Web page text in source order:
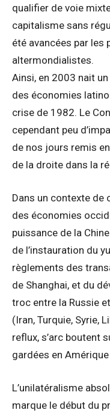
qualifier de voie
capitalisme sans
été avancées par les
altermondialistes.
Ainsi, en 2003 nait
des économies
crise de 1982. Le
cependant peu
de nos jours remis
de la droite dans la
Dans un contexte de
des économies
puissance de la
de l’instauration du
règlements des
de Shanghai, et du
troc entre la Russie
(Iran, Turquie, Syrie,
reflux, s’arc boutent
gardées en
L’unilatéralisme
marque le début du